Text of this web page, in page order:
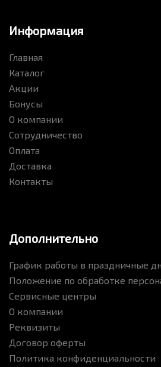
Информация
Главная
Каталог
Акции
Бонусы
О компании
Сотрудничество
Оплата
Доставка
Контакты
Дополнительно
График работы в праздничные
Положение по обработке
Сервисные центры
О компании
Реквизиты
Договор оферты
Политика конфиденциальности